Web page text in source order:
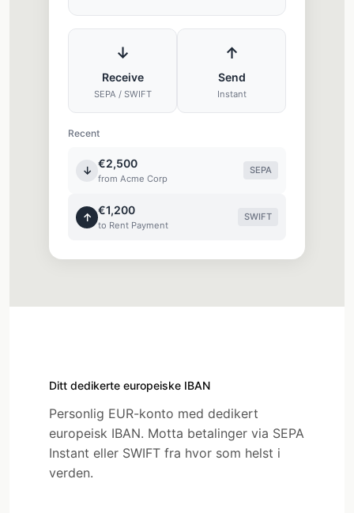
↓
Receive
SEPA / SWIFT
↑
Send
Instant
Recent
↓ €2,500
from Acme Corp
SEPA
↑ €1,200
to Rent Payment
SWIFT
Ditt dedikerte europeiske IBAN
Personlig EUR-konto med dedikert
europeisk IBAN. Motta betalinger via SEPA
Instant eller SWIFT fra hvor som helst i
verden.